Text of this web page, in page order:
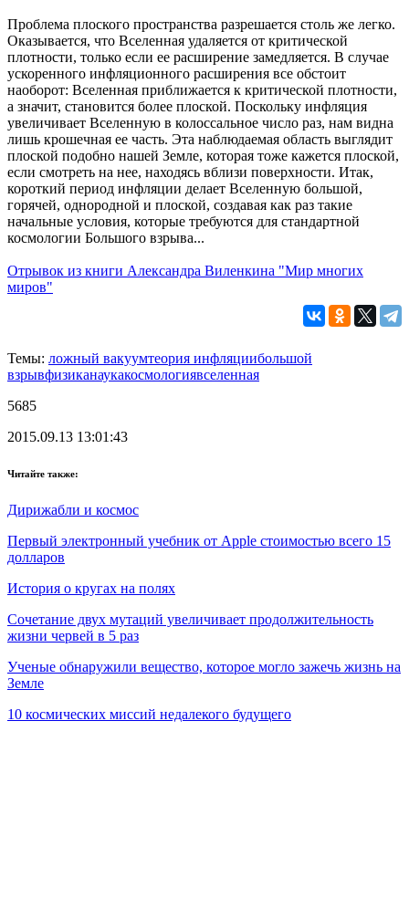
Проблема плоского пространства разрешается столь же легко.
Оказывается, что Вселенная удаляется от критической
плотности, только если ее расширение замедляется. В случае
ускоренного инфляционного расширения все обстоит
наоборот: Вселенная приближается к критической плотности,
а значит, становится более плоской. Поскольку инфляция
увеличивает Вселенную в колоссальное число раз, нам видна
лишь крошечная ее часть. Эта наблюдаемая область выглядит
плоской подобно нашей Земле, которая тоже кажется плоской,
если смотреть на нее, находясь вблизи поверхности. Итак,
короткий период инфляции делает Вселенную большой,
горячей, однородной и плоской, создавая как раз такие
начальные условия, которые требуются для стандартной
космологии Большого взрыва...
Отрывок из книги Александра Виленкина "Мир многих
миров"
Темы: ложный вакуумтеория инфляциибольшой
взрывфизиканаукакосмологиявселенная
5685
2015.09.13 13:01:43
Читайте также:
Дирижабли и космос
Первый электронный учебник от Apple стоимостью всего 15
долларов
История о кругах на полях
Сочетание двух мутаций увеличивает продолжительность
жизни червей в 5 раз
Ученые обнаружили вещество, которое могло зажечь жизнь на
Земле
10 космических миссий недалекого будущего